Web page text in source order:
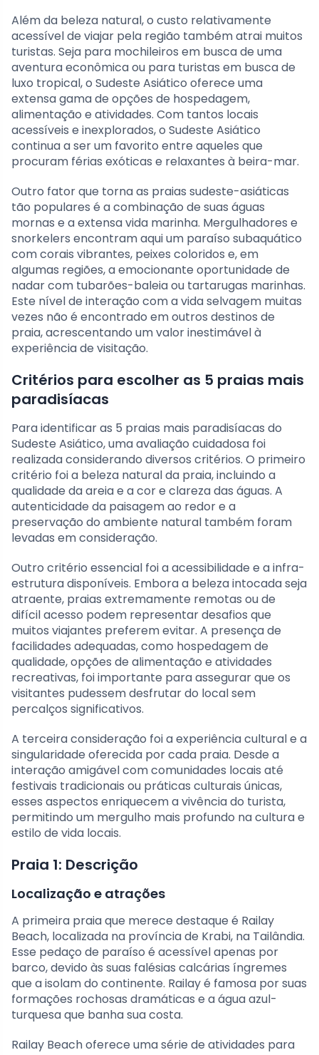
Além da beleza natural, o custo relativamente
acessível de viajar pela região também atrai muitos
turistas. Seja para mochileiros em busca de uma
aventura econômica ou para turistas em busca de
luxo tropical, o Sudeste Asiático oferece uma
extensa gama de opções de hospedagem,
alimentação e atividades. Com tantos locais
acessíveis e inexplorados, o Sudeste Asiático
continua a ser um favorito entre aqueles que
procuram férias exóticas e relaxantes à beira-mar.
Outro fator que torna as praias sudeste-asiáticas
tão populares é a combinação de suas águas
mornas e a extensa vida marinha. Mergulhadores e
snorkelers encontram aqui um paraíso subaquático
com corais vibrantes, peixes coloridos e, em
algumas regiões, a emocionante oportunidade de
nadar com tubarões-baleia ou tartarugas marinhas.
Este nível de interação com a vida selvagem muitas
vezes não é encontrado em outros destinos de
praia, acrescentando um valor inestimável à
experiência de visitação.
Critérios para escolher as 5 praias mais
paradisíacas
Para identificar as 5 praias mais paradisíacas do
Sudeste Asiático, uma avaliação cuidadosa foi
realizada considerando diversos critérios. O primeiro
critério foi a beleza natural da praia, incluindo a
qualidade da areia e a cor e clareza das águas. A
autenticidade da paisagem ao redor e a
preservação do ambiente natural também foram
levadas em consideração.
Outro critério essencial foi a acessibilidade e a infra-
estrutura disponíveis. Embora a beleza intocada seja
atraente, praias extremamente remotas ou de
difícil acesso podem representar desafios que
muitos viajantes preferem evitar. A presença de
facilidades adequadas, como hospedagem de
qualidade, opções de alimentação e atividades
recreativas, foi importante para assegurar que os
visitantes pudessem desfrutar do local sem
percalços significativos.
A terceira consideração foi a experiência cultural e a
singularidade oferecida por cada praia. Desde a
interação amigável com comunidades locais até
festivais tradicionais ou práticas culturais únicas,
esses aspectos enriquecem a vivência do turista,
permitindo um mergulho mais profundo na cultura e
estilo de vida locais.
Praia 1: Descrição
Localização e atrações
A primeira praia que merece destaque é Railay
Beach, localizada na província de Krabi, na Tailândia.
Esse pedaço de paraíso é acessível apenas por
barco, devido às suas falésias calcárias íngremes
que a isolam do continente. Railay é famosa por suas
formações rochosas dramáticas e a água azul-
turquesa que banha sua costa.
Railay Beach oferece uma série de atividades para